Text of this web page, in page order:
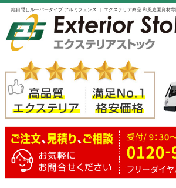
縦目隠しルーバータイプ アルミフェンス ｜ エクステリア商品 和風庭園資材